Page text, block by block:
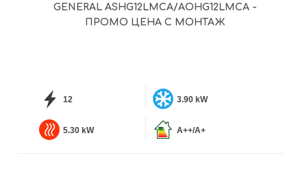
GENERAL ASHG12LMCA/AOHG12LMCA -
ПРОМО ЦЕНА С МОНТАЖ
12 3.90 kW
5.30 kW A++/A+